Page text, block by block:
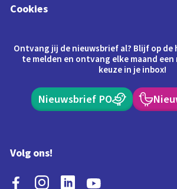
Cookies
Ontvang jij de nieuwsbrief al? Blijf op
te melden en ontvang elke maand
keuze in je inbox!
Nieuwsbrief PO
Volg ons!